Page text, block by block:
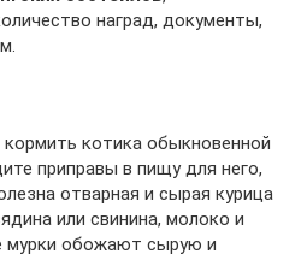
наград, документы,
котика обыкновенной
приправы в пищу для него,
отварная и сырая курица
или свинина, молоко и
мурки обожают сырую и